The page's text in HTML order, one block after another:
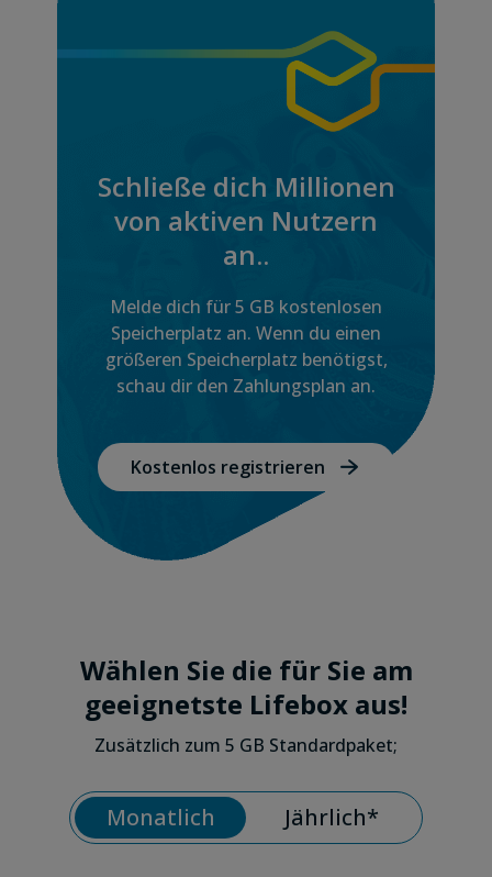
Schließe dich Millionen
von aktiven Nutzern
an..
Melde dich für 5 GB kostenlosen
Speicherplatz an. Wenn du einen
größeren Speicherplatz benötigst,
schau dir den Zahlungsplan an.
Kostenlos registrieren
Wählen Sie die für Sie am
geeignetste Lifebox aus!
Zusätzlich zum 5 GB Standardpaket;
Monatlich Jährlich*